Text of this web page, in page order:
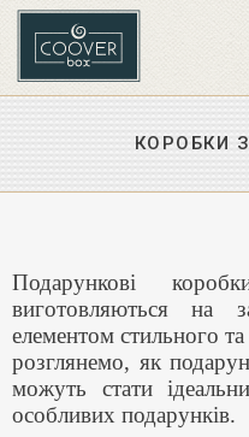
КОРОБКИ
Подарункові
виготовляються на
елементом стильного
розглянемо, як
можуть стати
особливих подарунків.